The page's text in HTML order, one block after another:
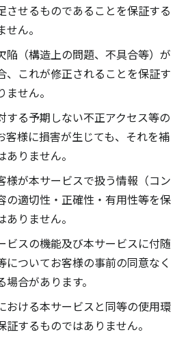
させるものであることを保証する
ん。
陥（構造上の問題、不具合等）が
、これが修正されることを保証す
せん。
する予期しない不正アクセス等の
客様に損害が生じても、それを補
りません。
様が本サービスで扱う情報（コン
の適切性・正確性・有用性等を保
りません。
ビスの機能及び本サービスに付随
についてお客様の事前の同意なく
合があります。
おける本サービスと同等の使用環
するものではありません。